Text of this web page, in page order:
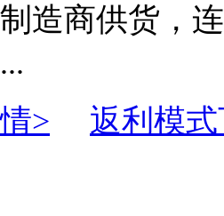
造商供货，
>
返利模